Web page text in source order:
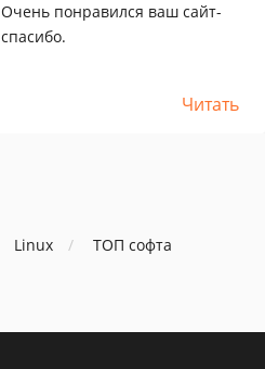
Очень понравился ваш сайт-
спасибо.
Читать
Linux ТОП софта